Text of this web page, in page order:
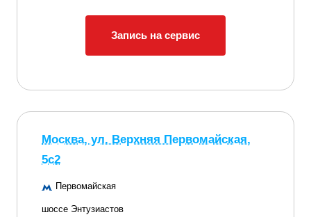
Запись на сервис
Москва, ул. Верхняя Первомайская,
5с2
Первомайская
шоссе Энтузиастов